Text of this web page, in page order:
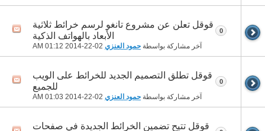
قوقل تعلن عن مشروع تانغو لرسم خرائط ثلاثية
الأبعاد بالهواتف الذكية
آخر مشاركة بواسطة حمود العنزي 01:12 AM
0
قوقل تطلق التصميم الجديد للخرائط على الويب
للجميع
آخر مشاركة بواسطة حمود العنزي 01:03 AM
0
قوقل تتيح تضمين الخرائط الجديدة في صفحات